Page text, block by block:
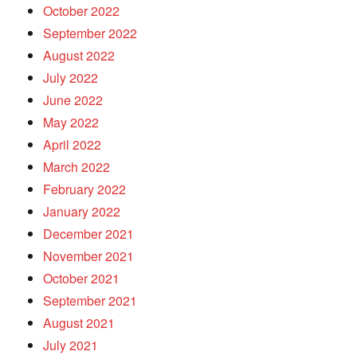
October 2022
September 2022
August 2022
July 2022
June 2022
May 2022
April 2022
March 2022
February 2022
January 2022
December 2021
November 2021
October 2021
September 2021
August 2021
July 2021